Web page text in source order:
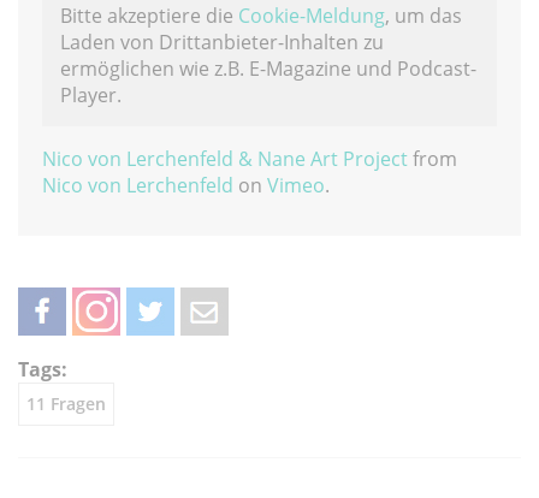
Bitte akzeptiere die Cookie-Meldung, um das
Laden von Drittanbieter-Inhalten zu
ermöglichen wie z.B. E-Magazine und Podcast-
Player.
Nico von Lerchenfeld & Nane Art Projectfrom
Nico von Lerchenfeld on Vimeo.
teilen
Tags:
11 Fragen